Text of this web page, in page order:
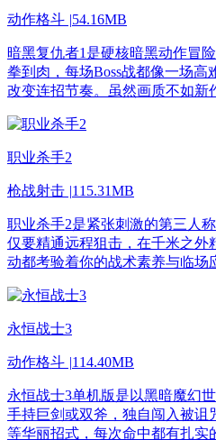
动作格斗 |54.16MB
暗黑复仇者1是硬核暗黑动作冒
拳到肉，每场Boss战都像一场
改变连招节奏。虽然画质不如新
职业杀手2
枪战射击 |115.31MB
职业杀手2是紧张刺激的第三人
仅要精通远程狙击，在千米之外
动都考验着你的战术素养与临场
永恒战士3
动作格斗 |114.40MB
永恒战士3单机版是以黑暗魔幻
手持巨剑或双斧，独自闯入被诅
等华丽招式，每次命中都有扎实